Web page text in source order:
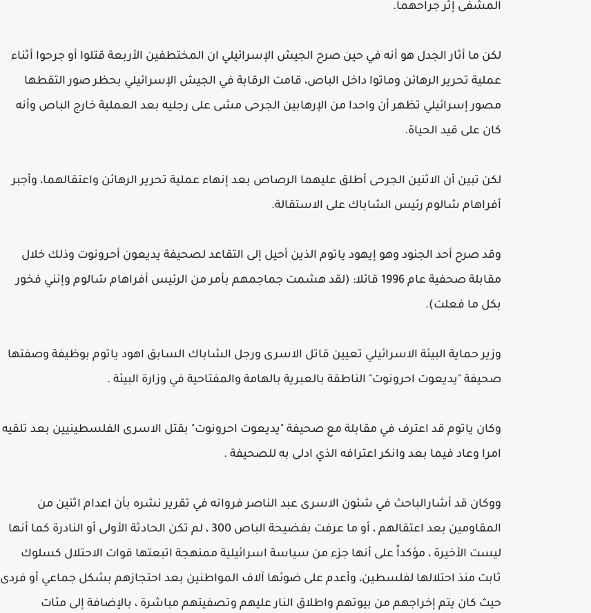
المشفى إثر جراحهما.
لكن ما أثار الجدل هو أنه في حين صرح الجيش الإسرائيلي ان المختطفين الأربعة قتلوا أو جرحوا أثناء
عملية تحرير الرهائن وماتوا داخل الباص، قامت الرقابة في الجيش الإسرائيلي بحظر صور التقطها
مصور إسرائيلي تظهر أن واحدا من الإرهابين الجرحى مشى على رجليه بعد العملية خارج الباص وأنه
كان على قيد الحياة.
لكن تبين أن الاثنين الجرحى أطلق عليهما الرصاص بعد إنهاء عملية تحرير الرهائن واعتقالهما، وأجبر
أفراهام شالوم رئيس الشاباك على الاستقالة.
وقد صرح أحد الجنود وهو إيهود ياتوم الذين أحيل إلى التقاعد لصحيفة يديعون أحرونوت وذلك خلال
مقابلة صحفية عام 1996 قائلا: (لقد هشمت جماجمهم بأمر من الرئيس أفراهام شالوم وإنني فخور
بكل ما فعلت).
وزير حماية البيئة الاسرائيلي تعيين قاتل الاسرى ورجل الشاباك السابق اهود ياتوم بوظيفة وصفتها
صحيفة "يديعوت احرونوت" الناطقة بالعبرية بالهامة والمفتاحية في وزارة البيئة .
وكان ياتوم قد اعترف في مقابلة مع صحيفة "يديعوت احرونوت" بقتل الاسرى الفلسطينيين بعد تلقيه
امرا وعاد فيما بعد وانكر اعترافه الذي ادلى به للصحيفة .
ووكان قد أشارالباحث في شئون الاسرى عبد الناصر فروانه في تقرير نشره بأن اعدام اثنين من
المقاومين بعد اعتقالهم ، أو ما عرفت بفضيحة الباص 300 ، لم تكن الحادثة الأولى أو النادرة كما أنها
ليست الأخيرة ، مؤكداً على أنها جزء من سياسة اسرائيلية ممنهجة اتبعتها قوات الاحتلال كسلوك
ثابت منذ احتلالها لفلسطين، وأعدم على ضوئها آلاف المواطنين بعد احتجازهم بشكل جماعي أو فردى
حيث كان يتم إخراجهم من بيوتهم واطلاق النار عليهم وتصفيتهم مباشرة ، بالإضافة إلى مئات